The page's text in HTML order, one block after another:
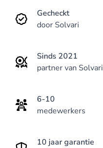
Gecheckt
door Solvari
Sinds 2021
partner van Solvari
6-10
medewerkers
10 jaar garantie